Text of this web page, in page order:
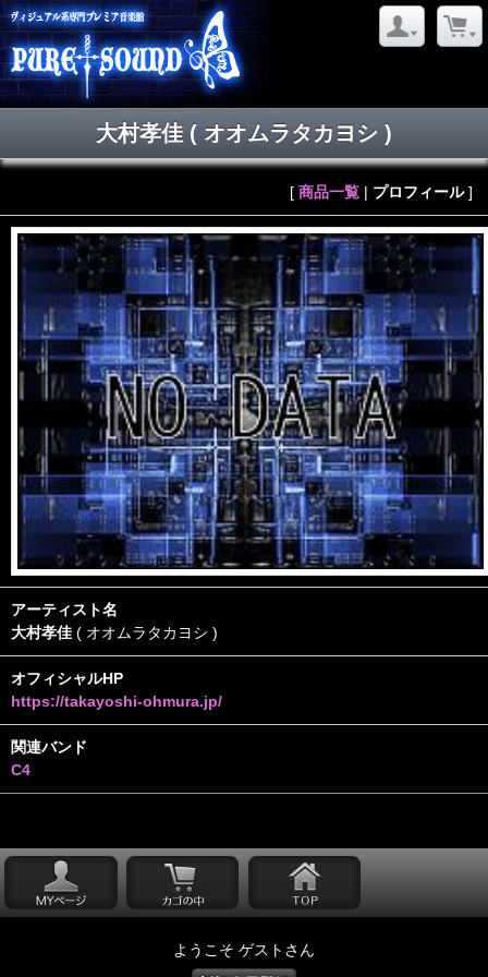
大村孝佳 ( オオムラタカヨシ )
[ 商品一覧 | プロフィール]
アーティスト名
大村孝佳 ( オオムラタカヨシ )
オフィシャルHP
https://takayoshi-ohmura.jp/
関連バンド
C4
ようこそ ゲストさん